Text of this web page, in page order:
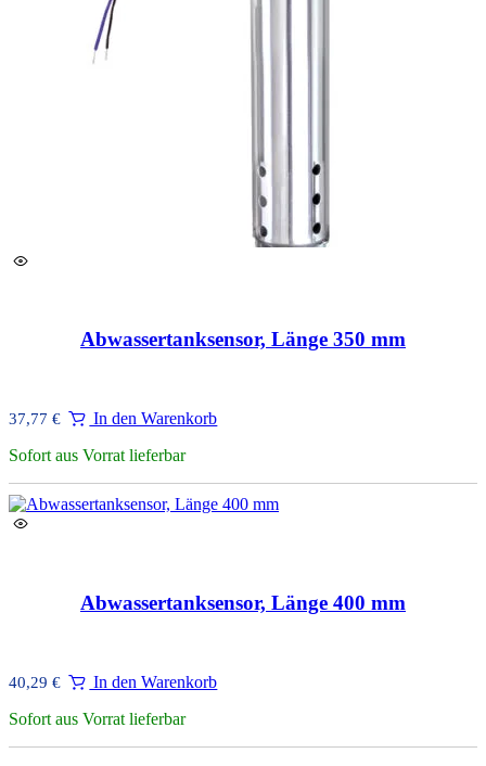
Abwassertanksensor, Länge 350 mm
37,77 €
In den Warenkorb
Sofort aus Vorrat lieferbar
Abwassertanksensor, Länge 400 mm
40,29 €
In den Warenkorb
Sofort aus Vorrat lieferbar